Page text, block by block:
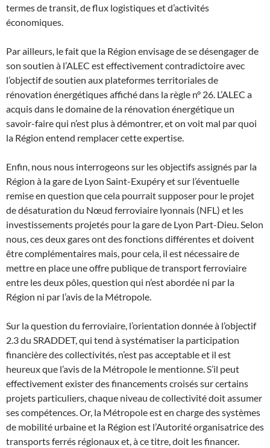
termes de transit, de flux logistiques et d’activités
économiques.
Par ailleurs, le fait que la Région envisage de se désengager de
son soutien à l’ALEC est effectivement contradictoire avec
l’objectif de soutien aux plateformes territoriales de
rénovation énergétiques affiché dans la règle n° 26. L’ALEC a
acquis dans le domaine de la rénovation énergétique un
savoir-faire qui n’est plus à démontrer, et on voit mal par quoi
la Région entend remplacer cette expertise.
Enfin, nous nous interrogeons sur les objectifs assignés par la
Région à la gare de Lyon Saint-Exupéry et sur l’éventuelle
remise en question que cela pourrait supposer pour le projet
de désaturation du Nœud ferroviaire lyonnais (NFL) et les
investissements projetés pour la gare de Lyon Part-Dieu. Selon
nous, ces deux gares ont des fonctions différentes et doivent
être complémentaires mais, pour cela, il est nécessaire de
mettre en place une offre publique de transport ferroviaire
entre les deux pôles, question qui n’est abordée ni par la
Région ni par l’avis de la Métropole.
Sur la question du ferroviaire, l’orientation donnée à l’objectif
2.3 du SRADDET, qui tend à systématiser la participation
financière des collectivités, n’est pas acceptable et il est
heureux que l’avis de la Métropole le mentionne. S’il peut
effectivement exister des financements croisés sur certains
projets particuliers, chaque niveau de collectivité doit assumer
ses compétences. Or, la Métropole est en charge des systèmes
de mobilité urbaine et la Région est l’Autorité organisatrice des
transports ferrés régionaux et, à ce titre, doit les financer.